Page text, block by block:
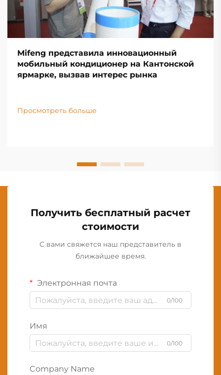
Mifeng представила инновационный
мобильный кондиционер на Кантонской
ярмарке, вызвав интерес рынка
Просмотреть больше
Получить бесплатный расчет
стоимости
С вами свяжется наш представитель в
ближайшее время.
Электронная почта
0/100
Имя
0/100
Company Name